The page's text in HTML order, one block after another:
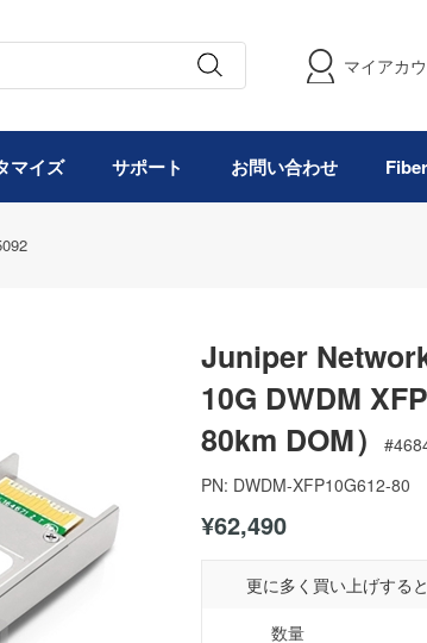
マイアカ
マイズ サポート お問い合わせ
Juniper
10G DWDM
80km DOM）
#
PN: DWDM-XFP10G612-80
¥62,490
更に多く買い上げする
数量